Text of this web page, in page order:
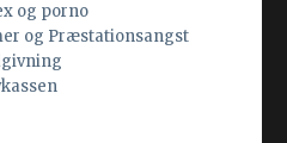
og porno
og Præstationsangst